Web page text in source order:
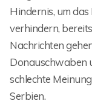
Hindernis, um
verhindern,
Nachrichten
Donauschwaben
schlechte
Serbien.